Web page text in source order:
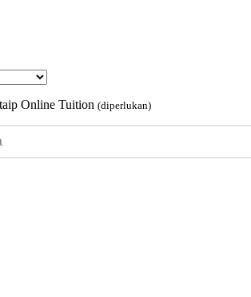
Online Tuition (diperlukan)